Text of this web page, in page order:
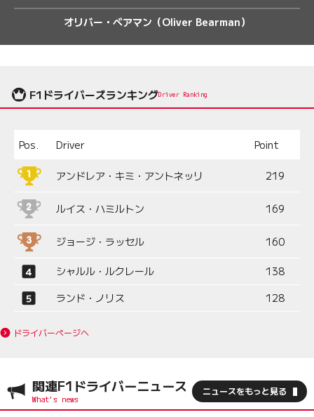
オリバー・ベアマン（Oliver Bearman）
F1ドライバーズランキングDriver Ranking
Pos. Driver Point
アンドレア・キミ・アントネッリ 219
ルイス・ハミルトン 169
ジョージ・ラッセル 160
シャルル・ルクレール
138
ランド・ノリス
128
ドライバーページへ
関連F1ドライバーニュース ニュースをもっと見る